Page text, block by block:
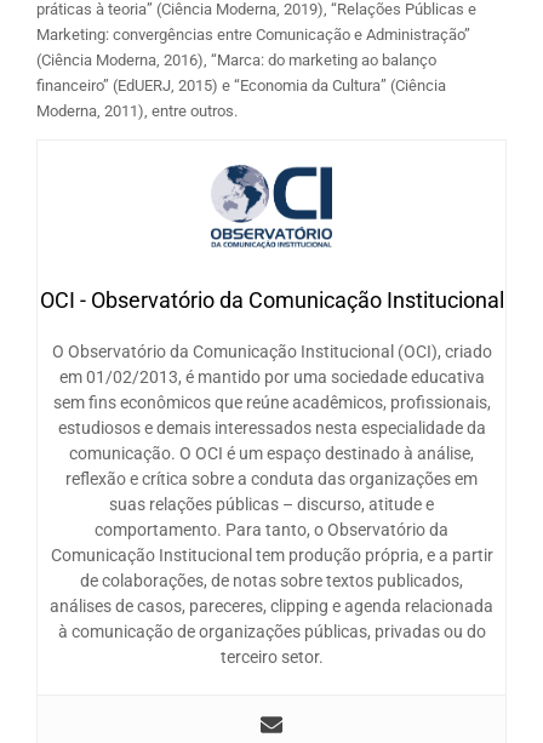
práticas à teoria” (Ciência Moderna, 2019), “Relações Públicas e
Marketing: convergências entre Comunicação e Administração”
(Ciência Moderna, 2016), “Marca: do marketing ao balanço
financeiro” (EdUERJ, 2015) e “Economia da Cultura” (Ciência
Moderna, 2011), entre outros.
OCI - Observatório da Comunicação Institucional
O Observatório da Comunicação Institucional (OCI), criado
em 01/02/2013, é mantido por uma sociedade educativa
sem fins econômicos que reúne acadêmicos, profissionais,
estudiosos e demais interessados nesta especialidade da
comunicação. O OCI é um espaço destinado à análise,
reflexão e crítica sobre a conduta das organizações em
suas relações públicas – discurso, atitude e
comportamento. Para tanto, o Observatório da
Comunicação Institucional tem produção própria, e a partir
de colaborações, de notas sobre textos publicados,
análises de casos, pareceres, clipping e agenda relacionada
à comunicação de organizações públicas, privadas ou do
terceiro setor.